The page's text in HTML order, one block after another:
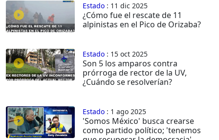
Estado : 11 dic 2025
¿Cómo fue el rescate de 11
alpinistas en el Pico de Orizaba?
Estado : 15 oct 2025
Son 5 los amparos contra
prórroga de rector de la UV,
¿Cuándo se resolverían?
Estado : 1 ago 2025
'Somos México' busca crearse
como partido político; 'tenemos